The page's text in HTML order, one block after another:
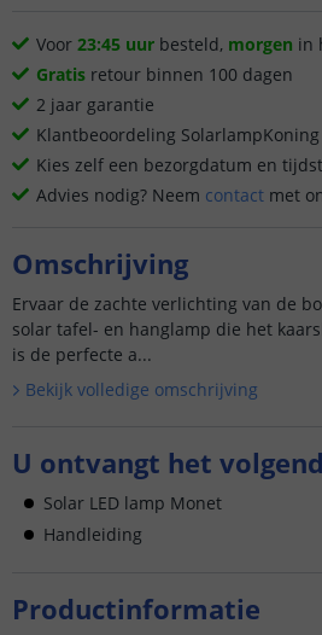
Voor 23:45 uur besteld, morgen in
Gratis retour binnen 100 dagen
2 jaar garantie
Klantbeoordeling SolarlampKoning
Kies zelf een bezorgdatum en
Advies nodig? Neem contact met
Omschrijving
Ervaar de zachte verlichting van de
solar tafel- en hanglamp die het
is de perfecte a...
Bekijk volledige omschrijving
U ontvangt het
Solar LED lamp Monet
Handleiding
Productinformatie